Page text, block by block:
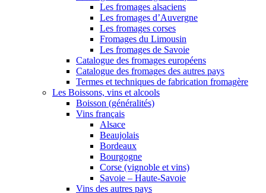
Les fromages alsaciens
Les fromages d’Auvergne
Les fromages corses
Fromages du Limousin
Les fromages de Savoie
Catalogue des fromages européens
Catalogue des fromages des autres pays
Termes et techniques de fabrication fromagère
Les Boissons, vins et alcools
Boisson (généralités)
Vins français
Alsace
Beaujolais
Bordeaux
Bourgogne
Corse (vignoble et vins)
Savoie – Haute-Savoie
Vins des autres pays